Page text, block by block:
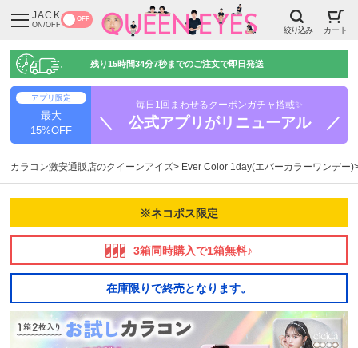
JACK
ON/OFF
OFF
絞り込み カート
残り15時間34分6秒までのご注文で即日発送
アプリ限定
最大
15%OFF
毎日1回まわせるクーポンガチャ搭載✨
＼ 公式アプリがリニューアル ／
カラコン激安通販店のクイーンアイズ Ever Color 1day(エバーカラーワンデー)
※ネコポス限定
3箱同時購入で1箱無料♪
在庫限りで終売となります。